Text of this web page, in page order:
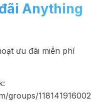
Anything
ưu đãi miễn phí
groups/118141916002